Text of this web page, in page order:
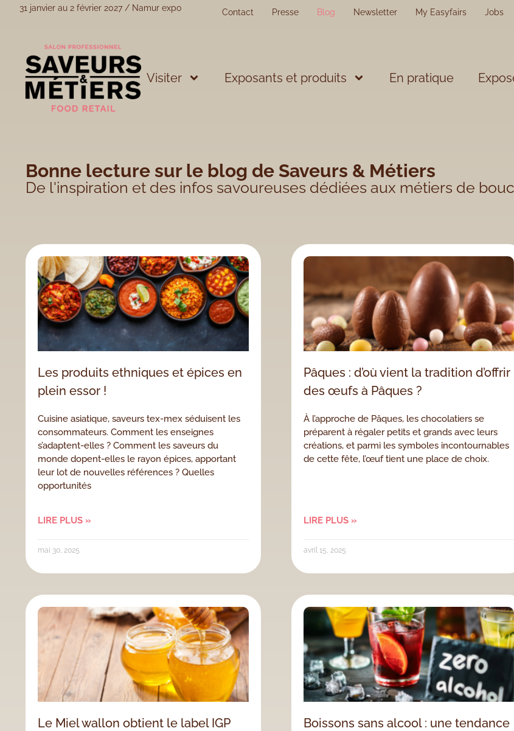
31 janvier au 2 février 2027 / Namur expo Contact Presse Blog Newsletter My Easyfairs Jobs
Visiter Exposants et produits En pratique
Bonne lecture sur le blog de Saveurs & Métiers
De l'inspiration et des infos savoureuses dédiées aux métiers de
Les produits ethniques et épices en
plein essor !
Cuisine asiatique, saveurs tex-mex séduisent les
consommateurs. Comment les enseignes
s’adaptent-elles ? Comment les saveurs du
monde dopent-elles le rayon épices, apportant
leur lot de nouvelles références ? Quelles
opportunités
LIRE PLUS »
mai 30, 2025
Pâques : d’où vient la tradition d’offrir
des œufs à Pâques ?
À l’approche de Pâques, les chocolatiers se
préparent à régaler petits et grands avec leurs
créations, et parmi les symboles incontournables
de cette fête, l’œuf tient une place de choix.
LIRE PLUS »
avril 15, 2025
Le Miel wallon obtient le label IGP
Boissons sans alcool : une tendance